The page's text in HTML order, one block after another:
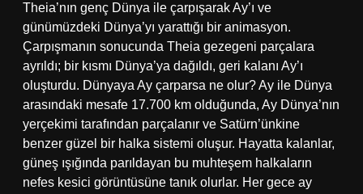
Theia’nın genç Dünya ile çarpışarak Ay’ı ve
günümüzdeki Dünya’yı yarattığı bir animasyon.
Çarpışmanın sonucunda Theia gezegeni parçalara
ayrıldı; bir kısmı Dünya’ya dağıldı, geri kalanı Ay’ı
oluşturdu. Dünyaya Ay çarparsa ne olur? Ay ile Dünya
arasındaki mesafe 17.700 km olduğunda, Ay Dünya’nın
yerçekimi tarafından parçalanır ve Satürn’ünkine
benzer güzel bir halka sistemi oluşur. Hayatta kalanlar,
güneş ışığında parıldayan bu muhteşem halkaların
nefes kesici görüntüsüne tanık olurlar. Her gece ay